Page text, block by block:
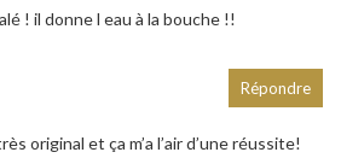
! il donne l eau à la bouche !!
original et ça m’a l’air d’une réussite!
Répondre